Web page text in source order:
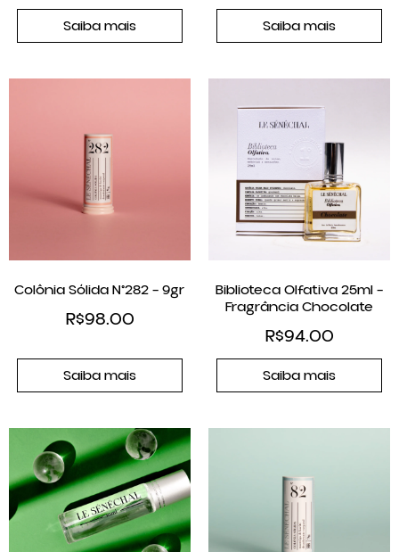
Saiba mais Saiba mais
Colônia Sólida N°282 – 9gr
R$98.00
Saiba mais
Biblioteca Olfativa 25ml –
Fragrância Chocolate
R$94.00
Saiba mais